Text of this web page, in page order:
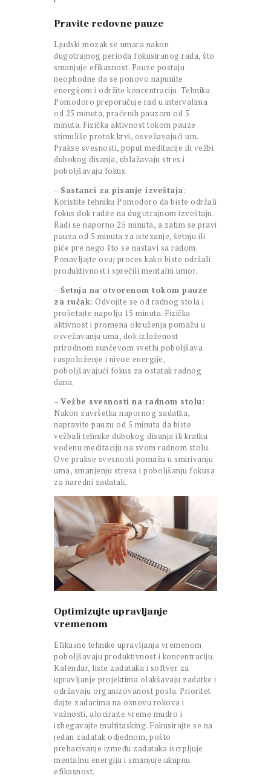
Pravite redovne pauze
Ljudski mozak se umara nakon
dugotrajnog perioda fokusiranog rada, što
smanjuje efikasnost. Pauze postaju
neophodne da se ponovo napunite
energijom i održite koncentraciju. Tehnika
Pomodoro preporučuje rad u intervalima
od 25 minuta, praćenih pauzom od 5
minuta. Fizička aktivnost tokom pauze
stimuliše protok krvi, osvežavajući um.
Prakse svesnosti, poput meditacije ili vežbi
dubokog disanja, ublažavaju stres i
poboljšavaju fokus.
– Sastanci za pisanje izveštaja:
Koristite tehniku Pomodoro da biste održali
fokus dok radite na dugotrajnom izveštaju.
Radi se naporno 25 minuta, a zatim se pravi
pauza od 5 minuta za istezanje, šetnju ili
piće pre nego što se nastavi sa radom.
Ponavljajte ovaj proces kako biste održali
produktivnost i sprečili mentalni umor.
– Šetnja na otvorenom tokom pauze
za ručak: Odvojite se od radnog stola i
prošetajte napolju 15 minuta. Fizička
aktivnost i promena okruženja pomažu u
osvežavanju uma, dok izloženost
prirodnom sunčevom svetlu poboljšava
raspoloženje i nivoe energije,
poboljšavajući fokus za ostatak radnog
dana.
– Vežbe svesnosti na radnom stolu:
Nakon završetka napornog zadatka,
napravite pauzu od 5 minuta da biste
vežbali tehnike dubokog disanja ili kratku
vođenu meditaciju na svom radnom stolu.
Ove prakse svesnosti pomažu u smirivanju
uma, smanjenju stresa i poboljšanju fokusa
za naredni zadatak.
Optimizujte upravljanje
vremenom
Efikasne tehnike upravljanja vremenom
poboljšavaju produktivnost i koncentraciju.
Kalendar, liste zadataka i softver za
upravljanje projektima olakšavaju zadatke i
održavaju organizovanost posla. Prioritet
dajte zadacima na osnovu rokova i
važnosti, alocirajte vreme mudro i
izbegavajte multitasking. Fokusirajte se na
jedan zadatak odjednom, pošto
prebacivanje između zadataka iscrpljuje
mentalnu energiju i smanjuje ukupnu
efikasnost.